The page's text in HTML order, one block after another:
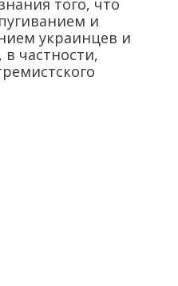
и
украинцев и
в частности,